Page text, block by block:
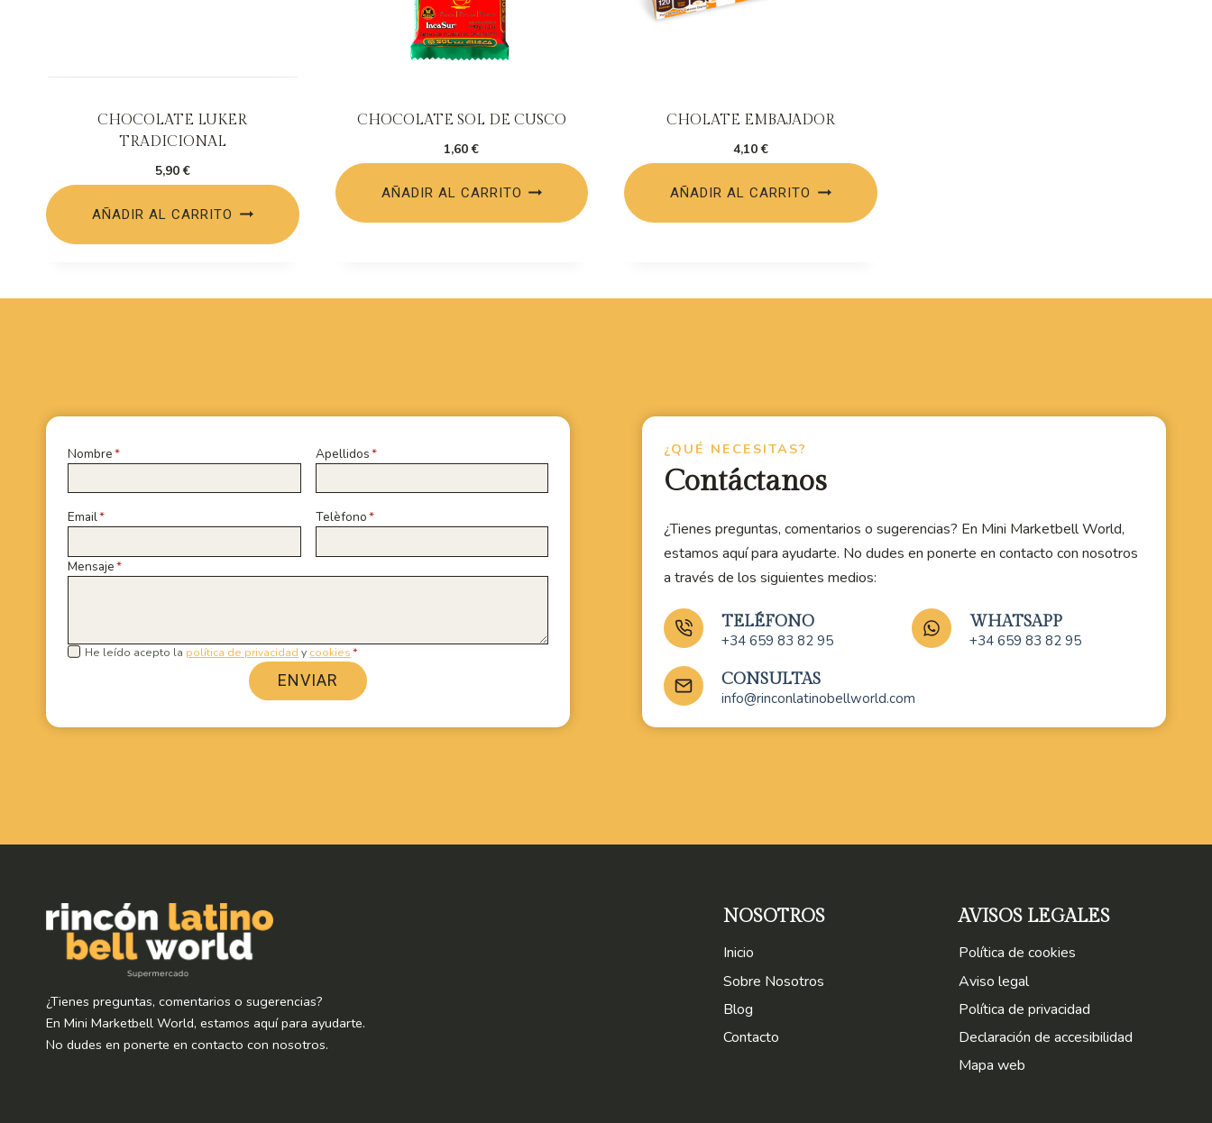
CHOCOLATE LUKER
TRADICIONAL
5,90€
AÑADIR AL CARRITO
CHOCOLATE SOL DE CUSCO
1,60€
AÑADIR AL CARRITO
CHOLATE EMBAJADOR
4,10€
AÑADIR AL CARRITO
Nombre* Apellidos*
Email* Telèfono*
Mensaje*
He leído acepto la política de privacidad y cookies *
ENVIAR
¿QUÉ NECESITAS?
Contáctanos
¿Tienes preguntas, comentarios o sugerencias? En Mini Marketbell World,
estamos aquí para ayudarte. No dudes en ponerte en contacto con nosotros
a través de los siguientes medios:
TELÉFONO
+34 659 83 82 95
WHATSAPP
+34 659 83 82 95
CONSULTAS
info@rinconlatinobellworld.com
¿Tienes preguntas, comentarios o sugerencias?
En Mini Marketbell World, estamos aquí para ayudarte.
No dudes en ponerte en contacto con nosotros.
NOSOTROS
Inicio
Sobre Nosotros
Blog
Contacto
AVISOS LEGALES
Política de cookies
Aviso legal
Política de privacidad
Declaración de accesibilidad
Mapa web